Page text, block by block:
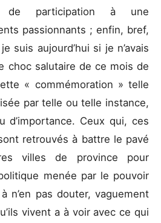
de participation à une
passionnants ; enfin, bref,
suis aujourd’hui si je n’avais
choc salutaire de ce mois de
« commémoration » telle
par telle ou telle instance,
Ceux qui, ces
retrouvés à battre le pavé
villes de province pour
menée par le pouvoir
n’en pas douter, vaguement
vivent a à voir avec ce qui